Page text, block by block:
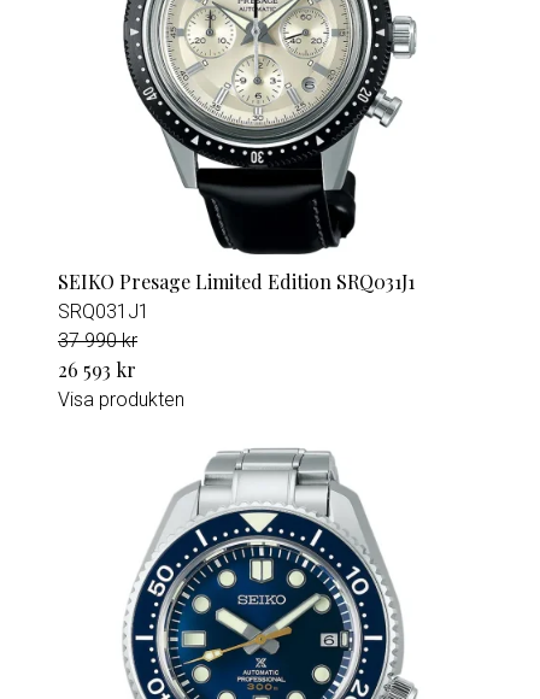
SEIKO Presage Limited Edition SRQ031J1
SRQ031J1
37 990 kr
26 593 kr
Visa produkten